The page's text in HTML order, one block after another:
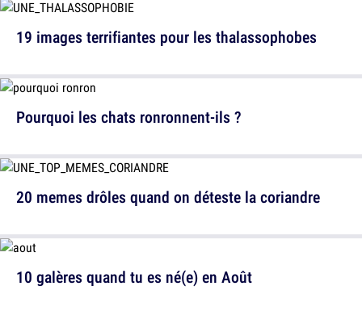
19 images terrifiantes pour les thalassophobes
20 memes drôles quand on déteste la coriandre
Pourquoi les chats ronronnent-ils ?
10 galères quand tu es né(e) en Août